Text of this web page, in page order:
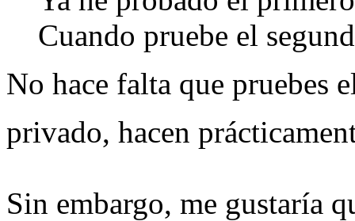
Cuando pruebe el
No hace falta que pruebes
privado, hacen
Sin embargo, me gustaría